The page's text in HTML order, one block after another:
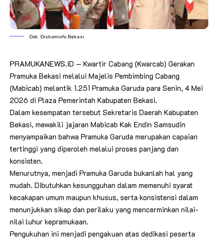
Dok. Diskominfo Bekasi
PRAMUKANEWS.ID — Kwartir Cabang (Kwarcab) Gerakan
Pramuka Bekasi melalui Majelis Pembimbing Cabang
(Mabicab) melantik 1.251 Pramuka Garuda para Senin, 4 Mei
2026 di Plaza Pemerintah Kabupaten Bekasi.
Dalam kesempatan tersebut Sekretaris Daerah Kabupaten
Bekasi, mewakili jajaran Mabicab Kak Endin Samsudin
menyampaikan bahwa Pramuka Garuda merupakan capaian
tertinggi yang diperoleh melalui proses panjang dan
konsisten.
Menurutnya, menjadi Pramuka Garuda bukanlah hal yang
mudah. Dibutuhkan kesungguhan dalam memenuhi syarat
kecakapan umum maupun khusus, serta konsistensi dalam
menunjukkan sikap dan perilaku yang mencerminkan nilai-
nilai luhur kepramukaan.
Pengukuhan ini menjadi pengakuan atas dedikasi peserta